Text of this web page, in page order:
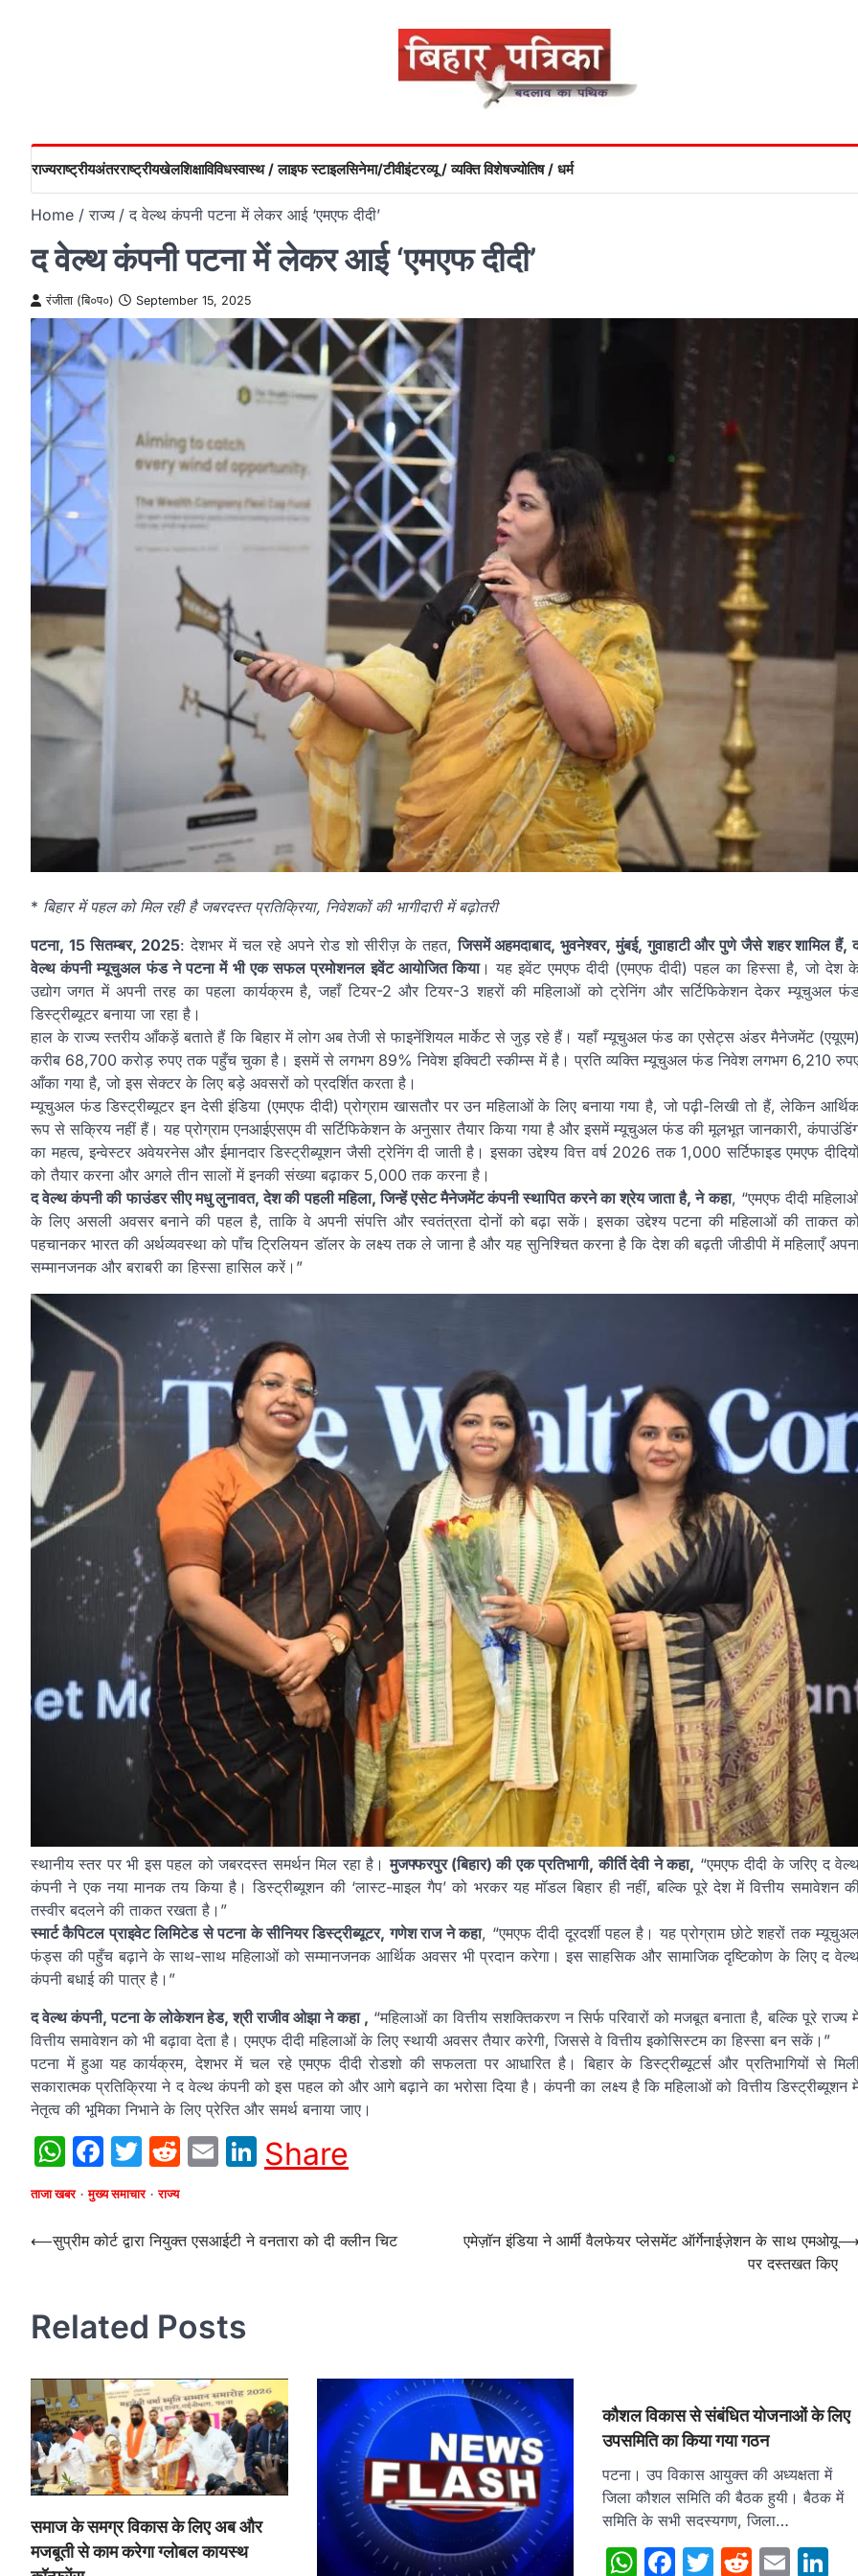
राज्यराष्ट्रीयअंतरराष्ट्रीयखेलशिक्षाविविधस्वास्थ / लाइफ स्टाइलसिनेमा/टीवीइंटरव्यू / व्यक्ति विशेषज्योतिष / धर्म
Home राज्य द वेल्थ कंपनी पटना में लेकर आई ‘एमएफ दीदी’
द वेल्थ कंपनी पटना में लेकर आई ‘एमएफ दीदी’
रंजीता (बि०प०) September 15, 2025
* बिहार में पहल को मिल रही है जबरदस्त प्रतिक्रिया, निवेशकों की भागीदारी में बढ़ोतरी
पटना, 15 सितम्बर, 2025: देशभर में चल रहे अपने रोड शो सीरीज़ के तहत,जिसमें अहमदाबाद, भुवनेश्वर, मुंबई, गुवाहाटी और पुणे जैसे शहर शामिल हैं,
वेल्थ कंपनी म्यूचुअल फंड ने पटना में भी एक सफल प्रमोशनल इवेंट आयोजित किया। यह इवेंट एमएफ दीदी (एमएफ दीदी) पहल का हिस्सा है, जो देश
उद्योग जगत में अपनी तरह का पहला कार्यक्रम है, जहाँ टियर-2 और टियर-3 शहरों की महिलाओं को ट्रेनिंग और सर्टिफिकेशन देकर म्यूचुअल
डिस्ट्रीब्यूटर बनाया जा रहा है।
हाल के राज्य स्तरीय आँकड़ें बताते हैं कि बिहार में लोग अब तेजी से फाइनेंशियल मार्केट से जुड़ रहे हैं। यहाँ म्यूचुअल फंड का एसेट्स अंडर मैनेजमेंट (एयूएम)
करीब 68,700 करोड़ रुपए तक पहुँच चुका है। इसमें से लगभग 89% निवेश इक्विटी स्कीम्स में है। प्रति व्यक्ति म्यूचुअल फंड निवेश लगभग 6,210
आँका गया है, जो इस सेक्टर के लिए बड़े अवसरों को प्रदर्शित करता है।
म्यूचुअल फंड डिस्ट्रीब्यूटर इन देसी इंडिया (एमएफ दीदी) प्रोग्राम खासतौर पर उन महिलाओं के लिए बनाया गया है, जो पढ़ी-लिखी तो हैं, लेकिन
रूप से सक्रिय नहीं हैं। यह प्रोग्राम एनआईएसएम वी सर्टिफिकेशन के अनुसार तैयार किया गया है और इसमें म्यूचुअल फंड की मूलभूत जानकारी,
का महत्व, इन्वेस्टर अवेयरनेस और ईमानदार डिस्ट्रीब्यूशन जैसी ट्रेनिंग दी जाती है। इसका उद्देश्य वित्त वर्ष 2026 तक 1,000 सर्टिफाइड एमएफ
को तैयार करना और अगले तीन सालों में इनकी संख्या बढ़ाकर 5,000 तक करना है।
द वेल्थ कंपनी की फाउंडर सीए मधु लुनावत, देश की पहली महिला, जिन्हें एसेट मैनेजमेंट कंपनी स्थापित करने का श्रेय जाता है, ने कहा, “एमएफ दीदी
के लिए असली अवसर बनाने की पहल है, ताकि वे अपनी संपत्ति और स्वतंत्रता दोनों को बढ़ा सकें। इसका उद्देश्य पटना की महिलाओं की ताकत
पहचानकर भारत की अर्थव्यवस्था को पाँच ट्रिलियन डॉलर के लक्ष्य तक ले जाना है और यह सुनिश्चित करना है कि देश की बढ़ती जीडीपी में महिलाएँ
सम्मानजनक और बराबरी का हिस्सा हासिल करें।”
स्थानीय स्तर पर भी इस पहल को जबरदस्त समर्थन मिल रहा है।मुजफ्फरपुर (बिहार) की एक प्रतिभागी, कीर्ति देवी ने कहा, “एमएफ दीदी के जरिए द
कंपनी ने एक नया मानक तय किया है। डिस्ट्रीब्यूशन की ‘लास्ट-माइल गैप’ को भरकर यह मॉडल बिहार ही नहीं, बल्कि पूरे देश में वित्तीय समावेशन
तस्वीर बदलने की ताकत रखता है।”
स्मार्ट कैपिटल प्राइवेट लिमिटेड से पटना के सीनियर डिस्ट्रीब्यूटर, गणेश राज ने कहा, “एमएफ दीदी दूरदर्शी पहल है। यह प्रोग्राम छोटे शहरों तक
फंड्स की पहुँच बढ़ाने के साथ-साथ महिलाओं को सम्मानजनक आर्थिक अवसर भी प्रदान करेगा। इस साहसिक और सामाजिक दृष्टिकोण के लिए द
कंपनी बधाई की पात्र है।”
द वेल्थ कंपनी, पटना के लोकेशन हेड, श्री राजीव ओझा ने कहा , “महिलाओं का वित्तीय सशक्तिकरण न सिर्फ परिवारों को मजबूत बनाता है, बल्कि पूरे राज्य
वित्तीय समावेशन को भी बढ़ावा देता है। एमएफ दीदी महिलाओं के लिए स्थायी अवसर तैयार करेगी, जिससे वे वित्तीय इकोसिस्टम का हिस्सा बन सकें।”
पटना में हुआ यह कार्यक्रम, देशभर में चल रहे एमएफ दीदी रोडशो की सफलता पर आधारित है। बिहार के डिस्ट्रीब्यूटर्स और प्रतिभागियों से
सकारात्मक प्रतिक्रिया ने द वेल्थ कंपनी को इस पहल को और आगे बढ़ाने का भरोसा दिया है। कंपनी का लक्ष्य है कि महिलाओं को वित्तीय डिस्ट्रीब्यूशन
नेतृत्व की भूमिका निभाने के लिए प्रेरित और समर्थ बनाया जाए।
WhatsApp
Facebook
Twitter
Reddit
EmailLinkedIn
Share
ताजा खबर मुख्य समाचार राज्य
Post
⟵सुप्रीम कोर्ट द्वारा नियुक्त एसआईटी ने वनतारा को दी क्लीन चिट
एमेज़ॉन इंडिया ने आर्मी वैलफेयर प्लेसमेंट ऑर्गेनाईज़ेशन के साथ एमओयू
पर दस्तखत किए
⟶
Related Posts
समाज के समग्र विकास के लिए अब और
मजबूती से काम करेगा ग्लोबल कायस्थ
कौशल विकास से संबंधित योजनाओं के लिए
उपसमिति का किया गया गठन
पटना। उप विकास आयुक्त की अध्यक्षता में
जिला कौशल समिति की बैठक हुयी। बैठक में
समिति के सभी सदस्यगण, जिला…
WhatsApp
Facebook
Twitter
Reddit
Email